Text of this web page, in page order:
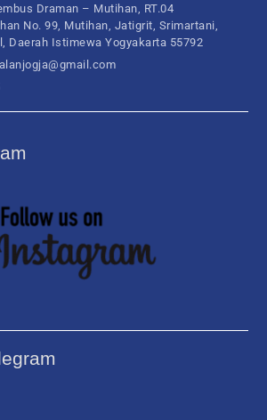
Draman – Mutihan, RT.04
No. 99, Mutihan, Jatigrit, Srimartani,
Daerah Istimewa Yogyakarta 55792